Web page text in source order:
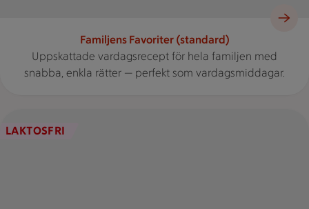
Familjens Favoriter (standard)
Uppskattade vardagsrecept för hela familjen med
snabba, enkla rätter — perfekt som vardagsmiddagar.
LAKTOSFRI